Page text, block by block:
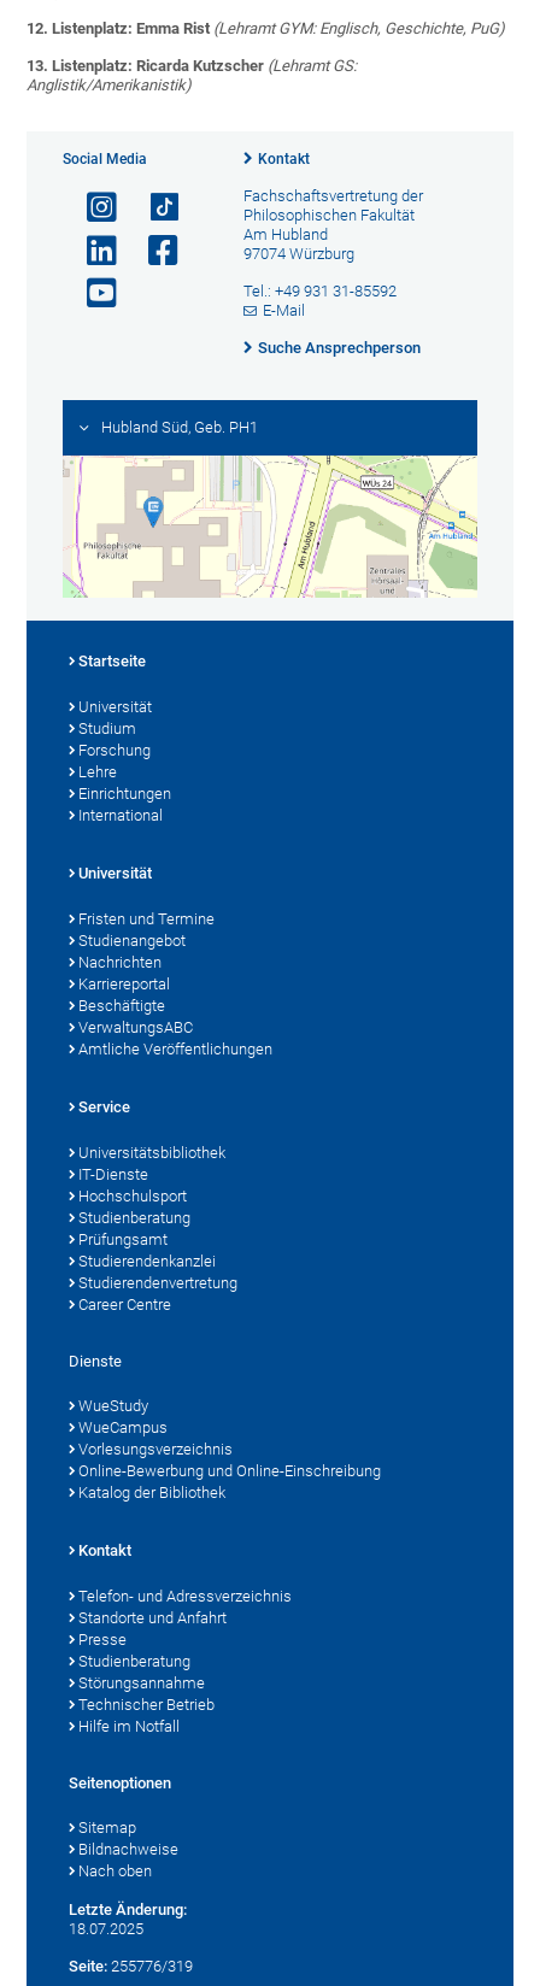
12. Listenplatz: Emma Rist (Lehramt GYM: Englisch, Geschichte, PuG)
13. Listenplatz: Ricarda Kutzscher (Lehramt GS:
Anglistik/Amerikanistik)
Social Media Kontakt
Fachschaftsvertretung der
Philosophischen Fakultät
Am Hubland
97074 Würzburg
Tel.: +49 931 31-85592
E-Mail
Suche Ansprechperson
Hubland Süd, Geb. PH1
Startseite
Universität
Studium
Forschung
Lehre
Einrichtungen
International
Universität
Fristen und Termine
Studienangebot
Nachrichten
Karriereportal
Beschäftigte
VerwaltungsABC
Amtliche Veröffentlichungen
Service
Universitätsbibliothek
IT-Dienste
Hochschulsport
Studienberatung
Prüfungsamt
Studierendenkanzlei
Studierendenvertretung
Career Centre
Dienste
WueStudy
WueCampus
Vorlesungsverzeichnis
Online-Bewerbung und Online-Einschreibung
Katalog der Bibliothek
Kontakt
Telefon- und Adressverzeichnis
Standorte und Anfahrt
Presse
Studienberatung
Störungsannahme
Technischer Betrieb
Hilfe im Notfall
Seitenoptionen
Sitemap
Bildnachweise
Nach oben
Letzte Änderung:
18.07.2025
Seite: 255776/319